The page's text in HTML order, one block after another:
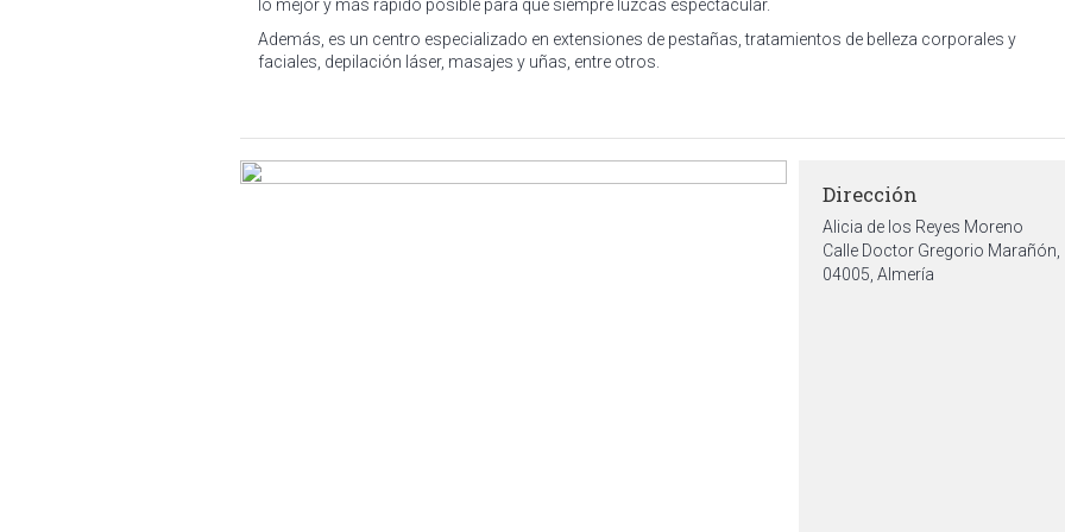
lo mejor y más rápido posible para que siempre luzcas espectacular.
Además, es un centro especializado en extensiones de pestañas, tratamientos de belleza corporales y
faciales, depilación láser, masajes y uñas, entre otros.
Dirección
Alicia de los Reyes Moreno
Calle Doctor Gregorio Marañón,
04005, Almería